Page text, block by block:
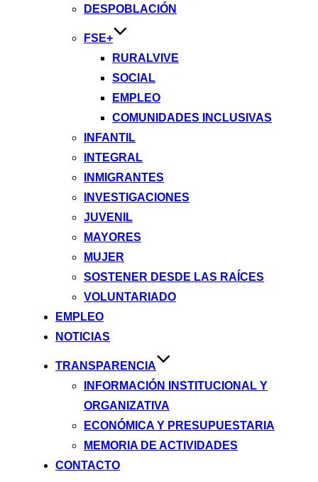
DESPOBLACIÓN
FSE+
RURALVIVE
SOCIAL
EMPLEO
COMUNIDADES INCLUSIVAS
INFANTIL
INTEGRAL
INMIGRANTES
INVESTIGACIONES
JUVENIL
MAYORES
MUJER
SOSTENER DESDE LAS RAÍCES
VOLUNTARIADO
EMPLEO
NOTICIAS
TRANSPARENCIA
INFORMACIÓN INSTITUCIONAL Y
ORGANIZATIVA
ECONÓMICA Y PRESUPUESTARIA
MEMORIA DE ACTIVIDADES
CONTACTO